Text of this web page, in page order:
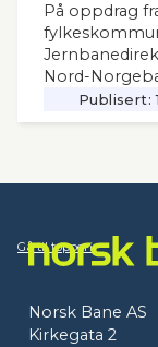
På oppdrag
Nord-
Publisert:
Gå til toppen
Norsk Bane AS
Kirkegata 2